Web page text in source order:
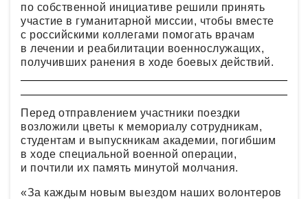
по собственной инициативе решили принять
участие в гуманитарной миссии, чтобы вместе
с российскими коллегами помогать врачам
в лечении и реабилитации военнослужащих,
получивших ранения в ходе боевых действий.
Перед отправлением участники поездки
возложили цветы к мемориалу сотрудникам,
студентам и выпускникам академии, погибшим
в ходе специальной военной операции,
и почтили их память минутой молчания.
«За каждым новым выездом наших волонтеров